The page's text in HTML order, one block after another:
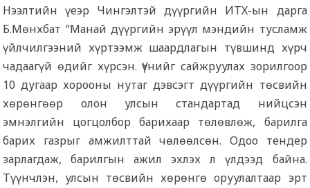
Нээлтийн үеэр Чингэлтэй дүүргийн ИТХ-ын дарга
Б.Мөнхбат “Манай дүүргийн эрүүл мэндийн тусламж
үйлчилгээний хүртээмж шаардлагын түвшинд хүрч
чадаагүй өдийг хүрсэн. Үүнийг сайжруулах зорилгоор
10 дугаар хорооны нутаг дэвсэгт дүүргийн төсвийн
хөрөнгөөр олон улсын стандартад нийцсэн
эмнэлгийн цогцолбор барихаар төлөвлөж, барилга
барих газрыг амжилттай чөлөөлсөн. Одоо тендер
зарлагдаж, барилгын ажил эхлэх л үлдээд байна.
Түүнчлэн, улсын төсвийн хөрөнгө оруулалтаар эрт